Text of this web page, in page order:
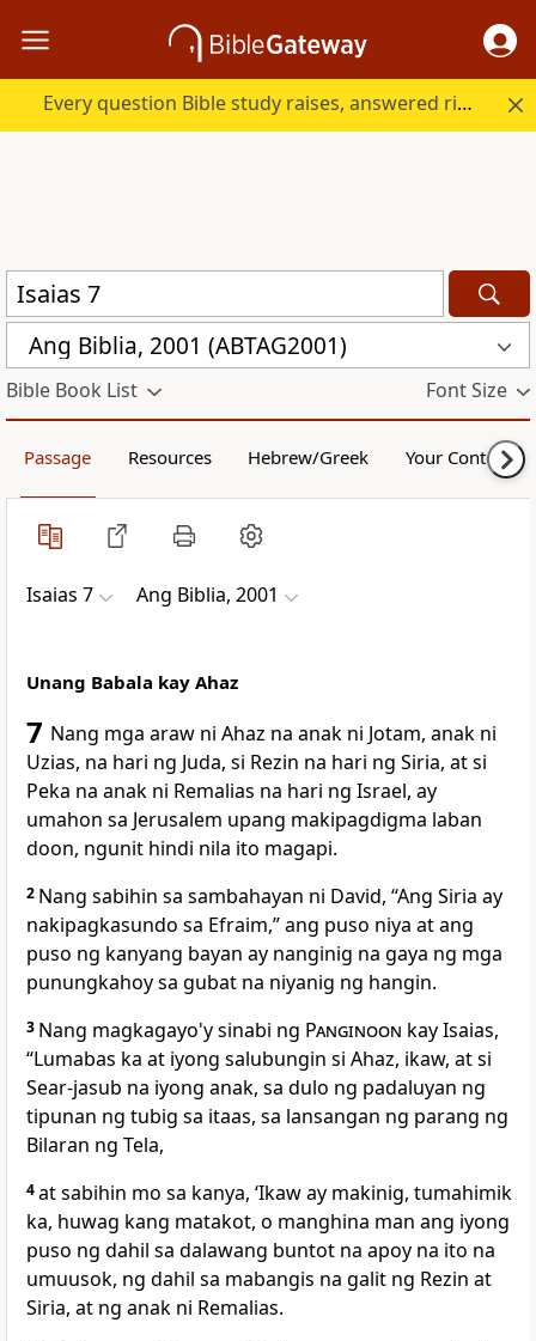
Every question Bible study raises, answered right here.
Ang Biblia, 2001 (ABTAG2001)
Bible Book List Font Size
Passage Resources Hebrew/Greek Your Content
Isaias 7 Ang Biblia, 2001
Unang Babala kay Ahaz
7 Nang mga araw ni Ahaz na anak ni Jotam, anak ni
Uzias, na hari ng Juda, si Rezin na hari ng Siria, at si
Peka na anak ni Remalias na hari ng Israel, ay
umahon sa Jerusalem upang makipagdigma laban
doon, ngunit hindi nila ito magapi.
2 Nang sabihin sa sambahayan ni David, “Ang Siria ay
nakipagkasundo sa Efraim,” ang puso niya at ang
puso ng kanyang bayan ay nanginig na gaya ng mga
punungkahoy sa gubat na niyanig ng hangin.
3 Nang magkagayo'y sinabi ng Panginoon kay Isaias,
“Lumabas ka at iyong salubungin si Ahaz, ikaw, at si
Sear-jasub na iyong anak, sa dulo ng padaluyan ng
tipunan ng tubig sa itaas, sa lansangan ng parang ng
Bilaran ng Tela,
4at sabihin mo sa kanya, ‘Ikaw ay makinig, tumahimik
ka, huwag kang matakot, o manghina man ang iyong
puso ng dahil sa dalawang buntot na apoy na ito na
umuusok, ng dahil sa mabangis na galit ng Rezin at
Siria, at ng anak ni Remalias.